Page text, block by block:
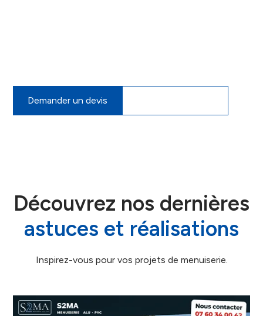
Demander un devis
Découvrez nos dernières
astuces et réalisations
Inspirez-vous pour vos projets de menuiserie.